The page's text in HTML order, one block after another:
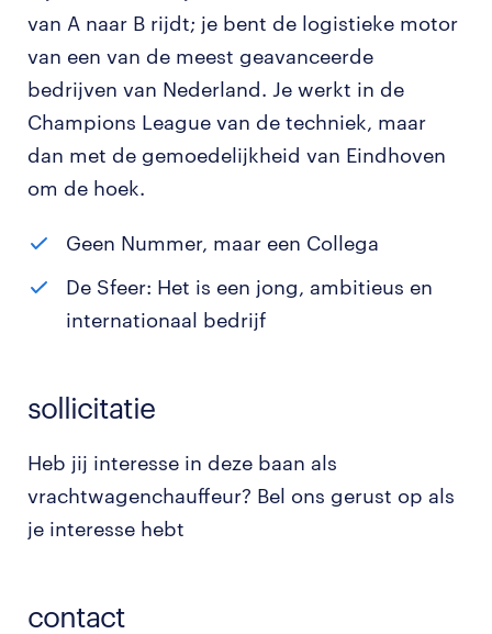
van A naar B rijdt; je bent de logistieke motor
van een van de meest geavanceerde
bedrijven van Nederland. Je werkt in de
Champions League van de techniek, maar
dan met de gemoedelijkheid van Eindhoven
om de hoek.
Geen Nummer, maar een Collega
De Sfeer: Het is een jong, ambitieus en
internationaal bedrijf
sollicitatie
Heb jij interesse in deze baan als
vrachtwagenchauffeur? Bel ons gerust op als
je interesse hebt
contact